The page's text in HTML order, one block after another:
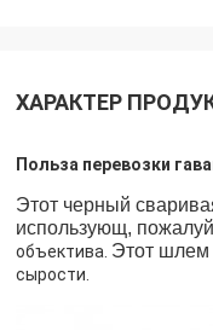
ХАРАКТЕР
Польза перевозки
Этот черный
использующ,
объектива. Этот шлем
сырости.